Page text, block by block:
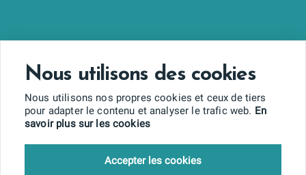
Nous utilisons des cookies
Nous utilisons nos propres cookies et ceux de tiers
pour adapter le contenu et analyser le trafic web. En
savoir plus sur les cookies
Accepter les cookies